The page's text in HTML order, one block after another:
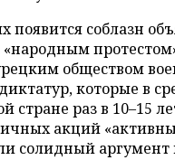
появится соблазн
обществом
которые в
стране раз в 10–15
акций
солидный аргумент